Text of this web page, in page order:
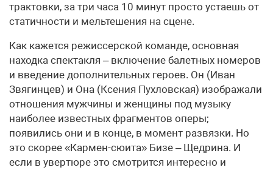
трактовки, за три часа 10 минут просто устаешь от
статичности и мельтешения на сцене.
Как кажется режиссерской команде, основная
находка спектакля – включение балетных номеров
и введение дополнительных героев. Он (Иван
Звягинцев) и Она (Ксения Пухловская) изображали
отношения мужчины и женщины под музыку
наиболее известных фрагментов оперы;
появились они и в конце, в момент развязки. Но
это скорее «Кармен-сюита» Бизе – Щедрина. И
если в увертюре это смотрится интересно и